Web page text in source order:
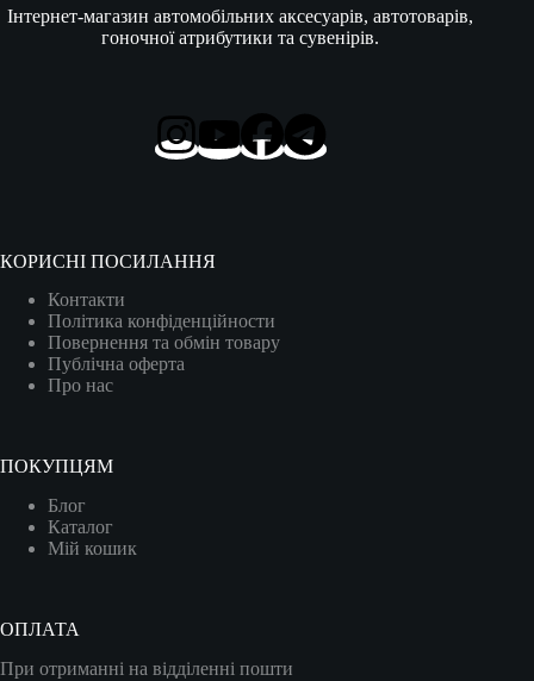
Інтернет-магазин автомобільних аксесуарів, автотоварів,
гоночної атрибутики та сувенірів.
КОРИСНІ ПОСИЛАННЯ
Контакти
Політика конфіденційности
Повернення та обмін товару
Публічна оферта
Про нас
ПОКУПЦЯМ
Блог
Каталог
Мій кошик
ОПЛАТА
При отриманні на відділенні пошти